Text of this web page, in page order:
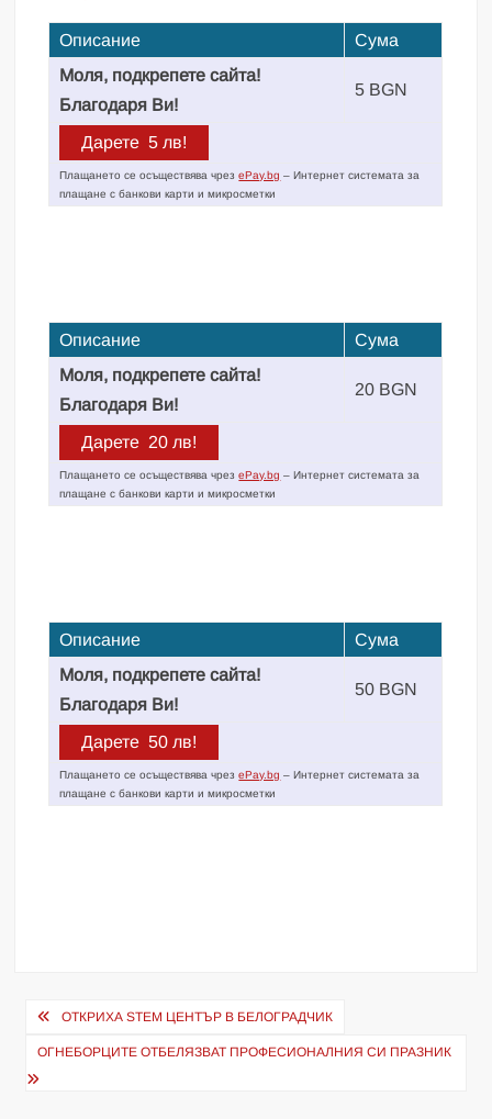
Описание
Сума
Моля, подкрепете сайта!
Благодаря Ви!
5 BGN
Плащането се осъществява чрезePay.bg – Интернет системата за
плащане с банкови карти и микросметки
Описание
Сума
Моля, подкрепете сайта!
Благодаря Ви!
20 BGN
Плащането се осъществява чрезePay.bg – Интернет системата за
плащане с банкови карти и микросметки
Описание
Сума
Моля, подкрепете сайта!
Благодаря Ви!
50 BGN
Плащането се осъществява чрезePay.bg – Интернет системата за
плащане с банкови карти и микросметки
Навигация
ОТКРИХА STEM ЦЕНТЪР В БЕЛОГРАДЧИК
ОГНЕБОРЦИТЕ ОТБЕЛЯЗВАТ ПРОФЕСИОНАЛНИЯ СИ ПРАЗНИК